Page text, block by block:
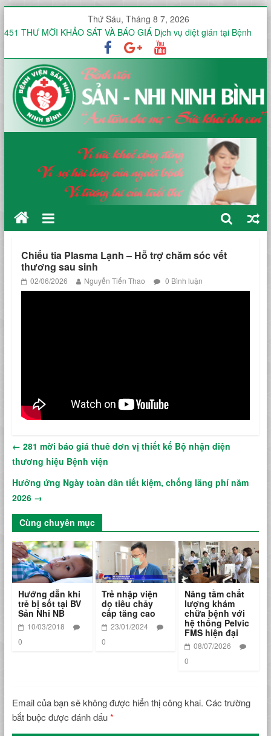
Thứ Sáu, Tháng 8 7, 2026
451 THƯ MỜI KHẢO SÁT VÀ BÁO GIÁ Dịch vụ diệt gián tại Bệnh
viện Sản -Nhi tỉnh Ninh Bình trong 12 tháng
Thư mời báo giá V/v mua sắm, lắp đặt hệ thống mạng không dây
(WiFi) nội bộ trong toàn viện phục vụ triển khai hồ sơ bệnh án điện
tử (EMR)
Công văn V/v báo giá Thuê dịch vụ chứng thực chữ ký số
KHOA ĐIỀU TRỊ YÊU CẦU HƯỞNG ỨNG TUẦN LỄ THẾ GIỚI NUÔI
CON BẰNG SỮA MẸ NĂM 2026
KHOA SẢN THƯỜNG HƯỞNG ỨNG TUẦN LỄ THẾ GIỚI NUÔI CON
BẰNG SỮA MẸ NĂM 2026
Chiếu tia Plasma Lạnh – Hỗ trợ chăm sóc vết
thương sau sinh
02/06/2026 Nguyễn Tiến Thao 0 Bình luận
← 281 mời báo giá thuê đơn vị thiết kế Bộ nhận diện
thương hiệu Bệnh viện
Hưởng ứng Ngày toàn dân tiết kiệm, chống lãng phí năm
2026 →
Cùng chuyên mục
Hướng dẫn khi
trẻ bị sốt tại BV
Sản Nhi NB
10/03/2018
0
Trẻ nhập viện
do tiêu chảy
cấp tăng cao
23/01/2024
0
Nâng tầm chất
lượng khám
chữa bệnh với
hệ thống Pelvic
FMS hiện đại
08/07/2026
0
Email của bạn sẽ không được hiển thị công khai. Các trường
bắt buộc được đánh dấu*